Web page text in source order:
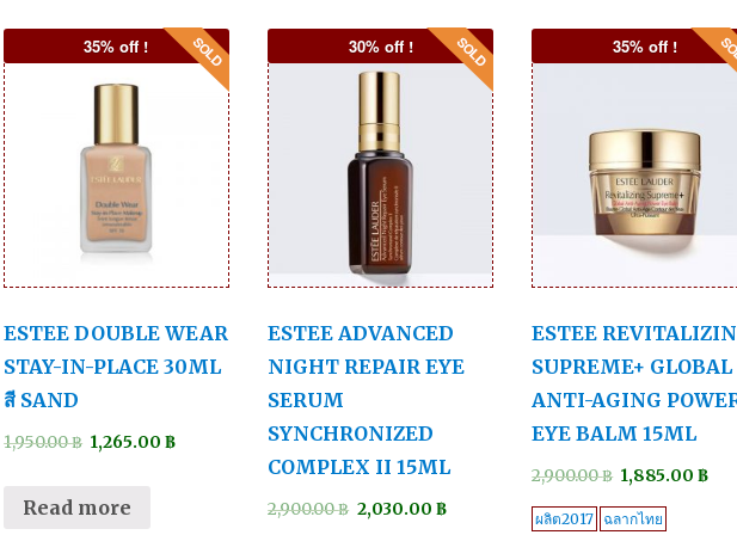
35% off !
ESTEE DOUBLE WEAR
STAY-IN-PLACE 30ML
สี SAND
1,950.00฿ 1,265.00 ฿
Read more
30% off !
ESTEE ADVANCED
NIGHT REPAIR EYE
SERUM
SYNCHRONIZED
COMPLEX II 15ML
2,900.00฿ 2,030.00 ฿
35% off !
ESTEE
SUPREME+ GLOBAL
ANTI-AGING
EYE BALM 15ML
2,900.00฿ 1,885.00 ฿
ผลิต2017 ฉลากไทย